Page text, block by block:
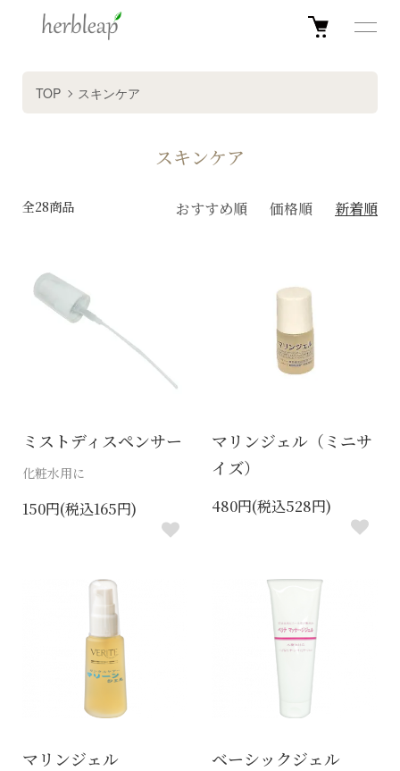
TOP スキンケア
スキンケア
全28商品 おすすめ順 価格順 新着順
ミストディスペンサー
化粧水用に
150円(税込165円)
マリンジェル（ミニサ
イズ）
480円(税込528円)
マリンジェル ベーシックジェル